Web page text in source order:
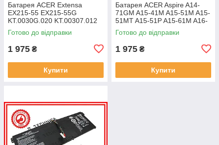
Батарея ACER Extensa
EX215-55 EX215-55G
KT.0030G.020 KT.00307.012
11.25V 4471mAh ОРИГІНАЛ
Готово до відправки
1 975 ₴
Купити
Батарея ACER Aspire A14-
71GM A15-41M A15-51M A15-
51MT A15-51P A15-61M A16-
51GM 11.25V 4471mAh
ОРИГІНАЛ
Готово до відправки
1 975 ₴
Купити